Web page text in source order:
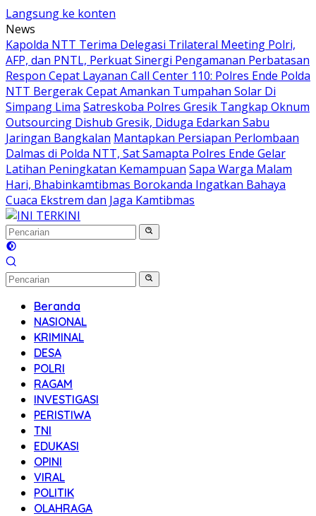
Langsung ke konten
News
Kapolda NTT Terima Delegasi Trilateral Meeting Polri,
AFP, dan PNTL, Perkuat Sinergi Pengamanan Perbatasan
Respon Cepat Layanan Call Center 110: Polres Ende Polda
NTT Bergerak Cepat Amankan Tumpahan Solar Di
Simpang Lima Satreskoba Polres Gresik Tangkap Oknum
Outsourcing Dishub Gresik, Diduga Edarkan Sabu
Jaringan Bangkalan Mantapkan Persiapan Perlombaan
Dalmas di Polda NTT, Sat Samapta Polres Ende Gelar
Latihan Peningkatan Kemampuan Sapa Warga Malam
Hari, Bhabinkamtibmas Borokanda Ingatkan Bahaya
Cuaca Ekstrem dan Jaga Kamtibmas
Beranda
NASIONAL
KRIMINAL
DESA
POLRI
RAGAM
INVESTIGASI
PERISTIWA
TNI
EDUKASI
OPINI
VIRAL
POLITIK
OLAHRAGA